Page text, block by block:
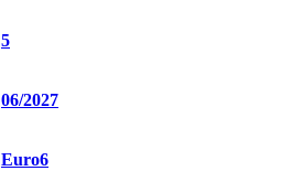
5
06/2027
Euro6